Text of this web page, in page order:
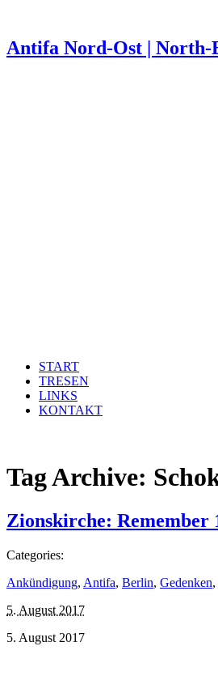
Antifa Nord-Ost | North-
START
TRESEN
LINKS
KONTAKT
Tag Archive:
Zionskirche: Remember
Categories:
Ankündigung, Antifa, Berlin, Gedenken,
5. August 2017
5. August 2017